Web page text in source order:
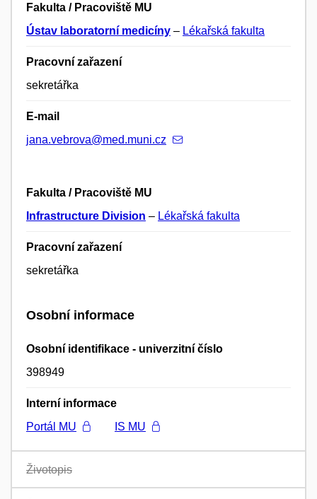
Fakulta / Pracoviště MU
Ústav laboratorní medicíny – Lékařská fakulta
Pracovní zařazení
sekretářka
E-mail
jana.vebrova@med.muni.cz
Fakulta / Pracoviště MU
Infrastructure Division – Lékařská fakulta
Pracovní zařazení
sekretářka
Osobní informace
Osobní identifikace - univerzitní číslo
398949
Interní informace
Portál MU
IS MU
Životopis